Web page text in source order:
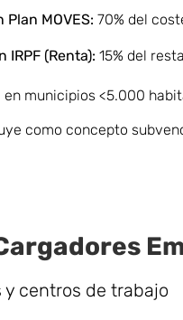
Plan MOVES: 70% del
IRPF (Renta): 15% del
en municipios <5.000
como concepto
y centros de trabajo